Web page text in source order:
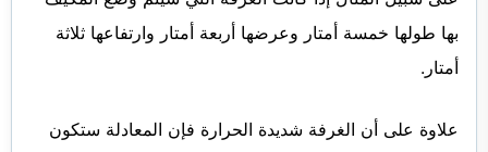
بها طولها خمسة أمتار وعرضها أربعة أمتار وارتفاعها ثلاثة
أمتار.
علاوة على أن الغرفة شديدة الحرارة فإن المعادلة ستكون